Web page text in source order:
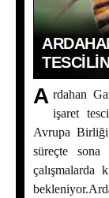
A rdahan
işaret
Avrupa Birliği
süreçte
çalışmalarda